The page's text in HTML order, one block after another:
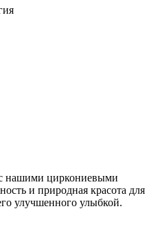
нашими циркониевыми
и природная красота для
улучшенного улыбкой.